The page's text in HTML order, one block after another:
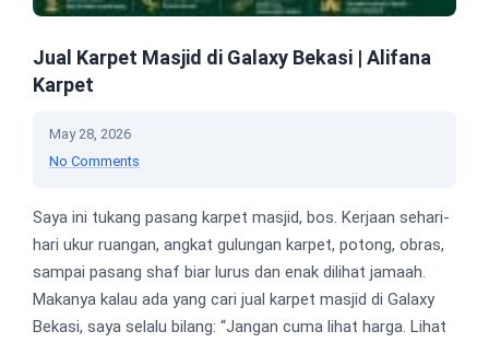
Jual Karpet Masjid di Galaxy Bekasi | Alifana
Karpet
May 28, 2026
No Comments
Saya ini tukang pasang karpet masjid, bos. Kerjaan sehari-
hari ukur ruangan, angkat gulungan karpet, potong, obras,
sampai pasang shaf biar lurus dan enak dilihat jamaah.
Makanya kalau ada yang cari jual karpet masjid di Galaxy
Bekasi, saya selalu bilang: “Jangan cuma lihat harga. Lihat